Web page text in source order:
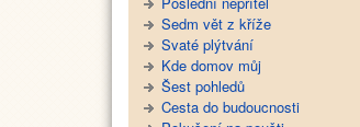
Sedm vět z kříže
Svaté plýtvání
Kde domov můj
Šest pohledů
Cesta do budoucnosti